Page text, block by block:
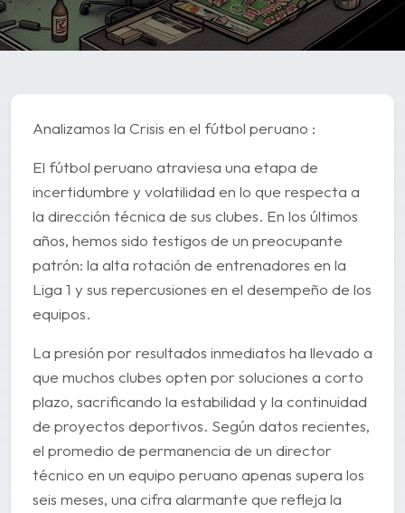
Analizamos la Crisis en el fútbol peruano :
El fútbol peruano atraviesa una etapa de
incertidumbre y volatilidad en lo que respecta a
la dirección técnica de sus clubes. En los últimos
años, hemos sido testigos de un preocupante
patrón: la alta rotación de entrenadores en la
Liga 1 y sus repercusiones en el desempeño de los
equipos.
La presión por resultados inmediatos ha llevado a
que muchos clubes opten por soluciones a corto
plazo, sacrificando la estabilidad y la continuidad
de proyectos deportivos. Según datos recientes,
el promedio de permanencia de un director
técnico en un equipo peruano apenas supera los
seis meses, una cifra alarmante que refleja la